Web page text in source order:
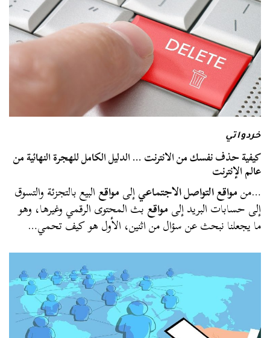
خردواتي
كيفية حذف نفسك من الانترنت … الدليل الكامل للهجرة النهائية من
عالم الإنترنت
…منمواقع التواصل الاجتماعيإلىمواقعالبيع بالتجزئة والتسوق
إلى حسابات البريد إلىمواقعبث المحتوى الرقمي وغيرها، وهو
ما يجعلنا نبحث عن سؤال من اثنين، الأول هو كيف تحمي…